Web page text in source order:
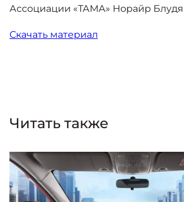
Ассоциации «ТАМА» Норайр
Скачать материал
Читать также